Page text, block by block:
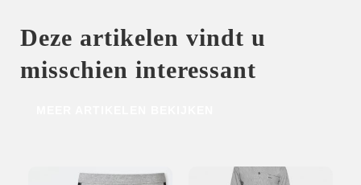
MERKEN
Deze artikelen vindt u
misschien interessant